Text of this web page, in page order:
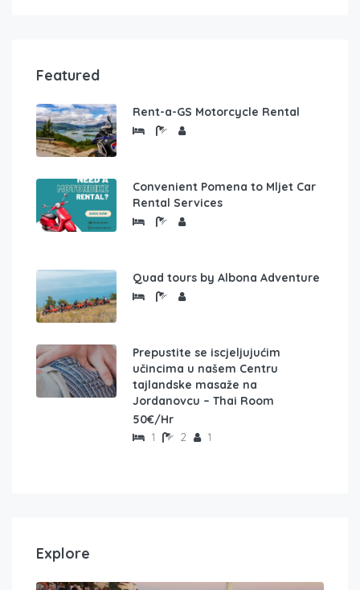
Featured
Rent-a-GS Motorcycle Rental
Convenient Pomena to Mljet Car
Rental Services
Quad tours by Albona Adventure
Prepustite se iscjeljujućim
učincima u našem Centru
tajlandske masaže na
Jordanovcu – Thai Room
50€/Hr
1 2 1
Explore